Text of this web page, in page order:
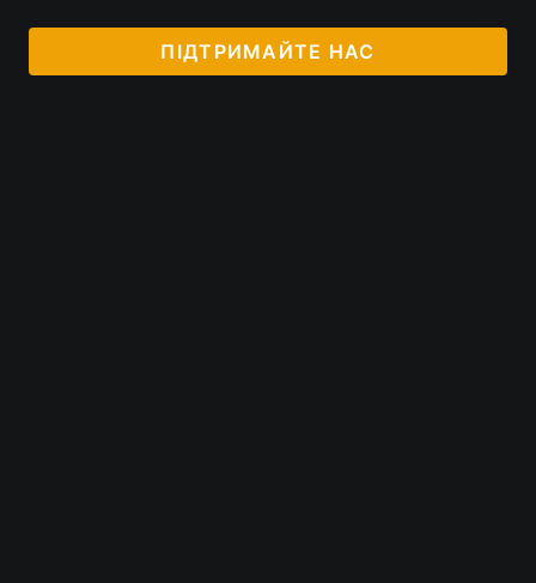
ПІДТРИМАЙТЕ НАС